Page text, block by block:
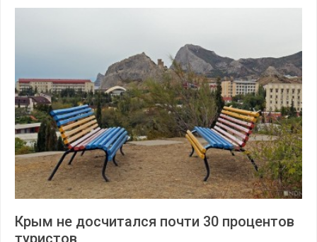
Крым не досчитался почти 30 процентов